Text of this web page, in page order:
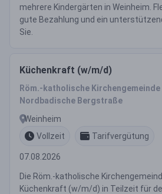
mehrere Kindergärten in Weinheim.
gute Bezahlung und ein
Sie.
Küchenkraft (w/m/d)
Röm.-katholische Kirchengemeinde
Nordbadische Bergstraße
Weinheim
Vollzeit
Tarifvergütung
07.08.2026
Die Röm.-katholische
Küchenkraft (w/m/d) in Teilzeit für